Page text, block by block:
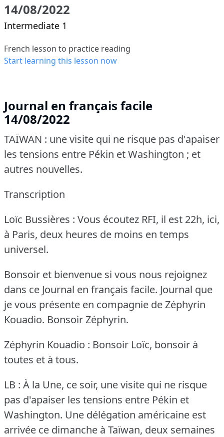
14/08/2022
Intermediate 1
French lesson to practice reading
Start learning this lesson now
Journal en français facile
14/08/2022
TAÏWAN : une visite qui ne risque pas d'apaiser
les tensions entre Pékin et Washington ; et
autres nouvelles.
Transcription
Loïc Bussières : Vous écoutez RFI, il est 22h, ici,
à Paris, deux heures de moins en temps
universel.
Bonsoir et bienvenue si vous nous rejoignez
dans ce Journal en français facile. Journal que
je vous présente en compagnie de Zéphyrin
Kouadio. Bonsoir Zéphyrin.
Zéphyrin Kouadio : Bonsoir Loïc, bonsoir à
toutes et à tous.
LB : À la Une, ce soir, une visite qui ne risque
pas d'apaiser les tensions entre Pékin et
Washington. Une délégation américaine est
arrivée ce dimanche à Taïwan, deux semaines